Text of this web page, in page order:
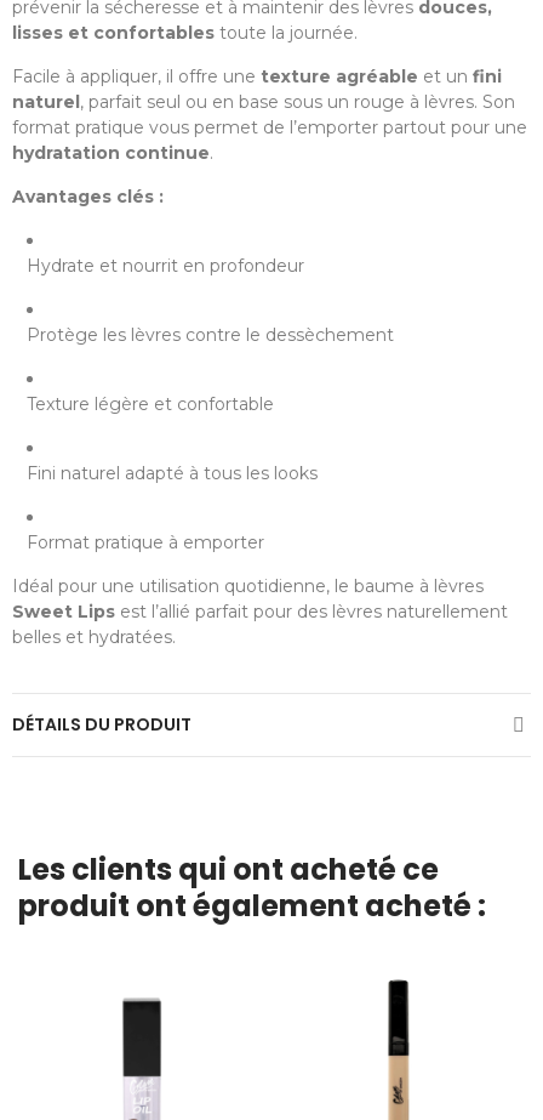
prévenir la sécheresse et à maintenir des lèvres douces,
lisses et confortables toute la journée.
Facile à appliquer, il offre une texture agréable et un fini
naturel, parfait seul ou en base sous un rouge à lèvres. Son
format pratique vous permet de l’emporter partout pour une
hydratation continue.
Avantages clés :
Hydrate et nourrit en profondeur
Protège les lèvres contre le dessèchement
Texture légère et confortable
Fini naturel adapté à tous les looks
Format pratique à emporter
Idéal pour une utilisation quotidienne, le baume à lèvres
Sweet Lips est l’allié parfait pour des lèvres naturellement
belles et hydratées.
DÉTAILS DU PRODUIT
Les clients qui ont acheté ce
produit ont également acheté :